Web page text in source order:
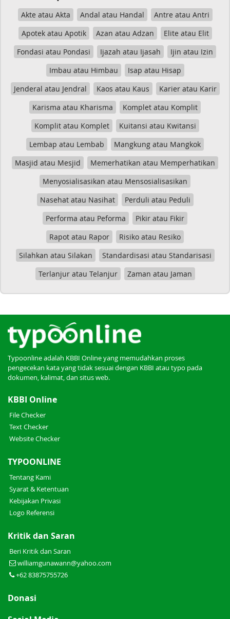
Akte atau Akta Andal atau Handal
Antre atau Antri
Apotek atau Apotik
Azan atau Adzan
Elite atau Elit
Fondasi atau Pondasi
Ijazah atau Ijasah
Ijin atau Izin
Imbau atau Himbau
Isap atau Hisap
Jenderal atau Jendral
Kaos atau Kaus
Karier atau Karir
Karisma atau Kharisma
Komplet atau Komplit
Komplit atau Komplet
Kuitansi atau Kwitansi
Lembap atau Lembab
Mangkung atau Mangkok
Masjid atau Mesjid
Memerhatikan atau Memperhatikan
Menyosialisasikan atau Mensosialisasikan
Nasehat atau Nasihat
Perduli atau Peduli
Performa atau Peforma
Pikir atau Fikir
Rapot atau Rapor
Risiko atau Resiko
Silahkan atau Silakan
Standardisasi atau Standarisasi
Terlanjur atau Telanjur
Zaman atau Jaman
Typoonline adalah KBBI Online yang memudahkan proses
pengecekan kata yang tidak sesuai dengan KBBI atau typo pada
dokumen, kalimat, dan situs web.
KBBI Online
File Checker
Text Checker
Website Checker
TYPOONLINE
Tentang Kami
Syarat & Ketentuan
Kebijakan Privasi
Logo Referensi
Kritik dan Saran
Beri Kritik dan Saran
williamgunawann@yahoo.com
+62 83875755726
Donasi